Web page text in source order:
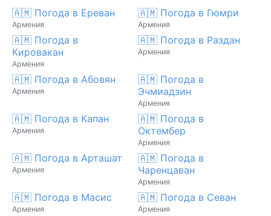
🇦🇲 Погода в Ереван
Армения
🇦🇲 Погода в Гюмри
Армения
🇦🇲 Погода в
Кировакан
Армения
🇦🇲 Погода в Раздан
Армения
🇦🇲 Погода в Абовян
Армения
🇦🇲 Погода в
Эчмиадзин
Армения
🇦🇲 Погода в Капан
Армения
🇦🇲 Погода в
Октембер
Армения
🇦🇲 Погода в Арташат
Армения
🇦🇲 Погода в
Чаренцаван
Армения
🇦🇲 Погода в Масис
Армения
🇦🇲 Погода в Севан
Армения